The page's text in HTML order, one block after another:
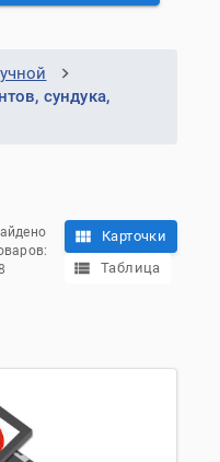
сундука,
Карточки
Таблица